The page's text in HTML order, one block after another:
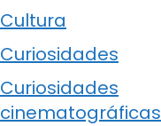
Cultura
Curiosidades
Curiosidades
cinematográficas